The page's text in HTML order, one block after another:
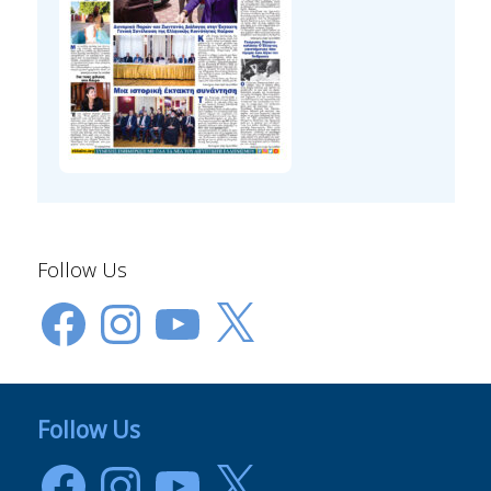
Follow Us
FacebookInstagramYouTube
X
Follow Us
FacebookInstagramYouTube
X